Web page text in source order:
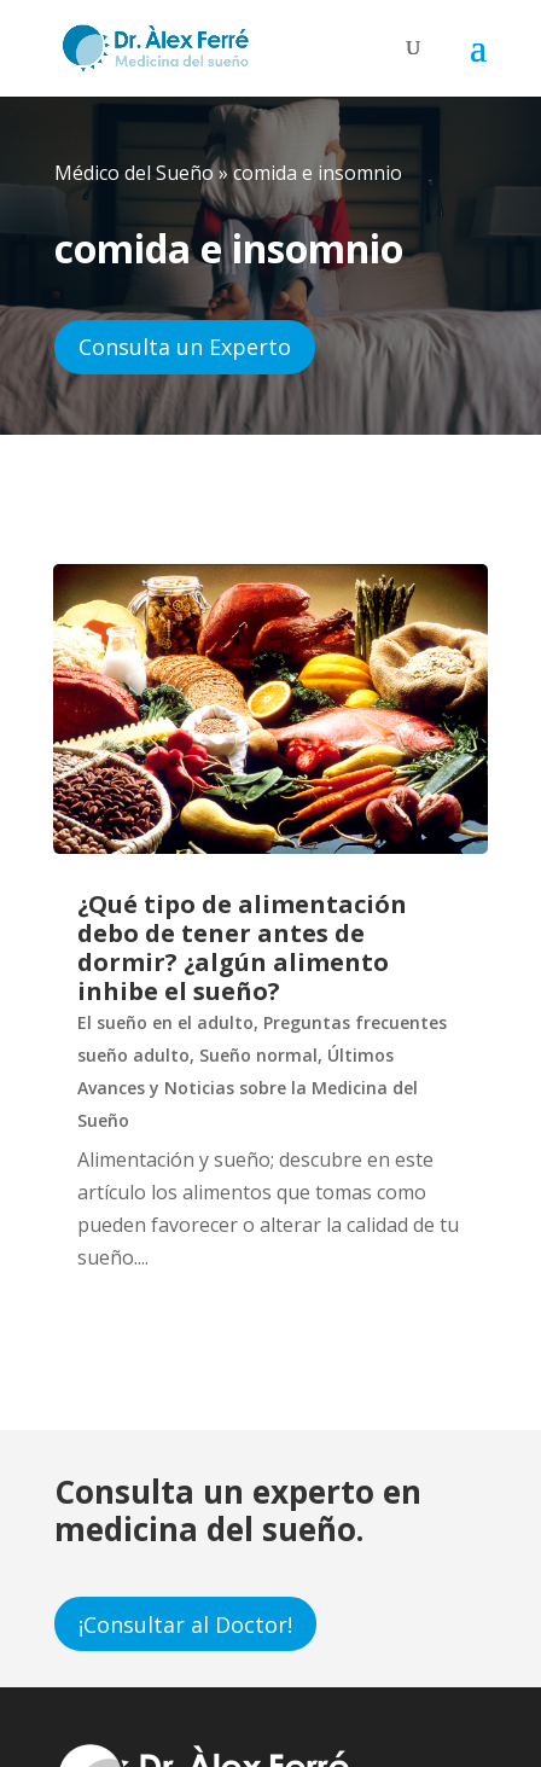
Médico del Sueño»comida e insomnio
comida e insomnio
Consulta un Experto
¿Qué tipo de alimentación
debo de tener antes de
dormir? ¿algún alimento
inhibe el sueño?
El sueño en el adulto, Preguntas frecuentes
sueño adulto, Sueño normal, Últimos
Avances y Noticias sobre la Medicina del
Sueño
Alimentación y sueño; descubre en este
artículo los alimentos que tomas como
pueden favorecer o alterar la calidad de tu
sueño....
Consulta un experto en
medicina del sueño.
¡Consultar al Doctor!